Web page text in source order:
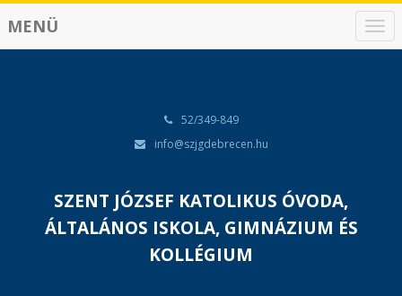
N
a
MENÜ
52/349-849
info@szjgdebrecen.hu
SZENT JÓZSEF KATOLIKUS ÓVODA,
ÁLTALÁNOS ISKOLA, GIMNÁZIUM ÉS
KOLLÉGIUM